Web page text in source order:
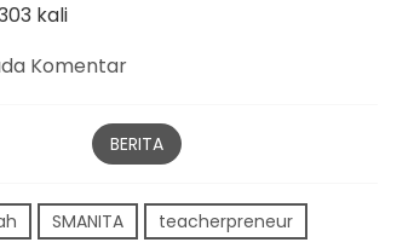
kali
Komentar
BERITA
SMANITA teacherpreneur